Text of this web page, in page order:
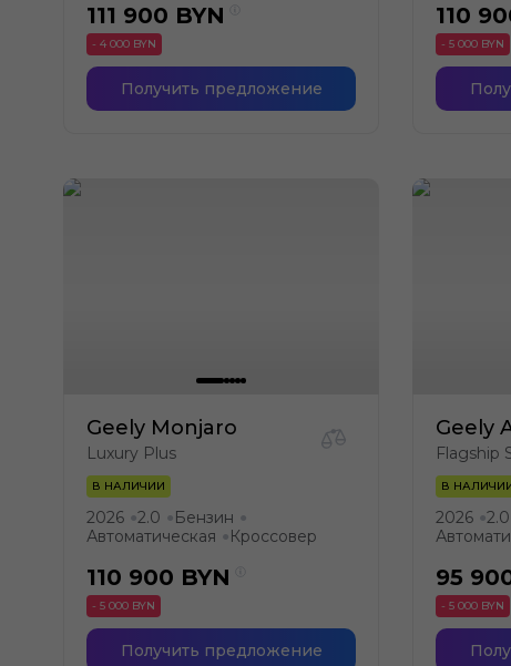
111 900 BYN
- 4 000 BYN
Получить предложение
110
- 5 000 BYN
Geely Monjaro
Luxury Plus
В НАЛИЧИИ
2026 ●2.0 ● Бензин ●
Автоматическая ● Кроссовер
110 900 BYN
- 5 000 BYN
Получить предложение
Geely
Flagship
В
2026 ●2.0
95
- 5 000 BYN